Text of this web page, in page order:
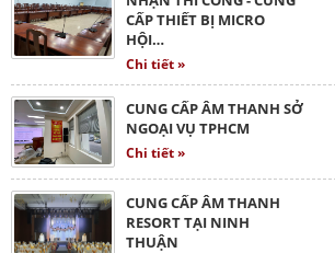
CẤP THIẾT BỊ MICRO
HỘI…
Chi tiết »
CUNG CẤP ÂM THANH SỞ
NGOẠI VỤ TPHCM
Chi tiết »
CUNG CẤP ÂM THANH
RESORT TẠI NINH
THUẬN